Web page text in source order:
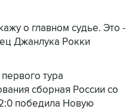
о главном судье. Это -
Джанлука Рокки
тура
сборная России со
победила Новую